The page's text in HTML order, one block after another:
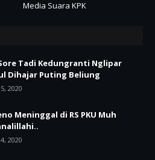
Media Suara KPK
Tadi Kedungranti Nglipar
Dihajar Puting Beliung
2020
Meninggal di RS PKU Muh
2020